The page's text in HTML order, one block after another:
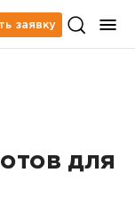
заявку
для